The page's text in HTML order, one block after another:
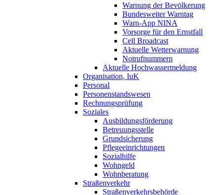
Warnung der Bevölkerung
Bundesweiter Warntag
Warn-App NINA
Vorsorge für den Ernstfall
Cell Broadcast
Aktuelle Wetterwarnung
Notrufnummern
Aktuelle Hochwassermeldung
Organisation, IuK
Personal
Personenstandswesen
Rechnungsprüfung
Soziales
Ausbildungsförderung
Betreuungsstelle
Grundsicherung
Pflegeeinrichtungen
Sozialhilfe
Wohngeld
Wohnberatung
Straßenverkehr
Straßenverkehrsbehörde